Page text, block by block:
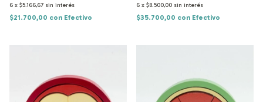
6 x $5.166,67 sin interés
$21.700,00 con Efectivo
6 x $8.500,00 sin interés
$35.700,00 con Efectivo